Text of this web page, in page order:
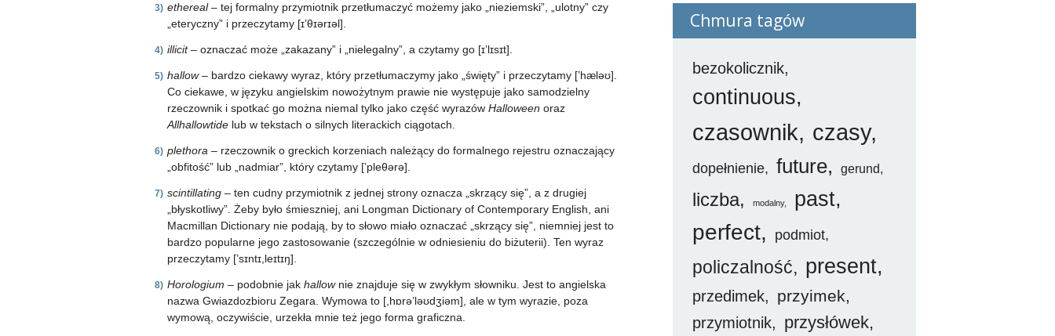
ethereal– tej formalny przymiotnik przetłumaczyć możemy jako „nieziemski”, „ulotny” czy
„eteryczny” i przeczytamy [ɪ’θɪərɪəl].
illicit– oznaczać może „zakazany” i „nielegalny”, a czytamy go [ɪ’lɪsɪt].
hallow– bardzo ciekawy wyraz, który przetłumaczymy jako „święty” i przeczytamy [’hæləʊ].
Co ciekawe, w języku angielskim nowożytnym prawie nie występuje jako samodzielny
rzeczownik i spotkać go można niemal tylko jako część wyrazów Halloween oraz
Allhallowtidelub w tekstach o silnych literackich ciągotach.
plethora – rzeczownik o greckich korzeniach należący do formalnego rejestru oznaczający
„obfitość” lub „nadmiar”, który czytamy [’pleθərə].
scintillating– ten cudny przymiotnik z jednej strony oznacza „skrzący się”, a z drugiej
„błyskotliwy”. Żeby było śmieszniej, ani Longman Dictionary of Contemporary English, ani
Macmillan Dictionary nie podają, by to słowo miało oznaczać „skrzący się”, niemniej jest to
bardzo popularne jego zastosowanie (szczególnie w odniesieniu do biżuterii). Ten wyraz
przeczytamy [’sɪntɪ,leɪtɪŋ].
Horologium – podobnie jak hallow nie znajduje się w zwykłym słowniku. Jest to angielska
nazwa Gwiazdozbioru Zegara. Wymowa to [,hɒrə’ləʊdʒiəm], ale w tym wyrazie, poza
wymową, oczywiście, urzekła mnie też jego forma graficzna.
Chmura tagów
bezokolicznik
continuous
czasownik czasy
dopełnienie future gerund
liczba modalny past
perfect podmiot
policzalność present
przedimek przyimek
przymiotnik przysłówek